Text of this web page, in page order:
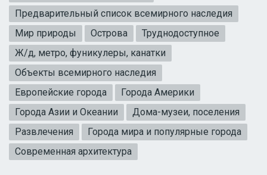
Предварительный список всемирного наследия
Мир природы
Острова
Труднодоступное
Ж/д, метро, фуникулеры, канатки
Объекты всемирного наследия
Европейские города
Города Америки
Города Азии и Океании
Дома-музеи, поселения
Развлечения
Города мира и популярные города
Современная архитектура